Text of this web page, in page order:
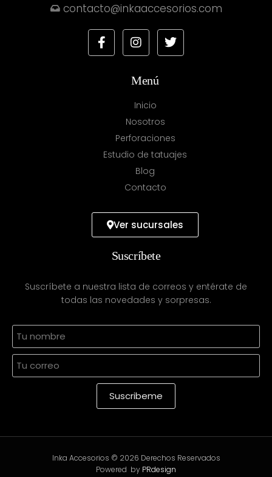
contacto@inkaaccesorios.com
Menú
Inicio
Nosotros
Perforaciones
Estudio de tatuajes
Blog
Contacto
Ver sucursales
Suscríbete
Suscríbete a nuestra lista de correos y entérate de
todas las novedades y sorpresas.
Inka Accesorios © 2026 Derechos Reservados
Powered by PRdesign